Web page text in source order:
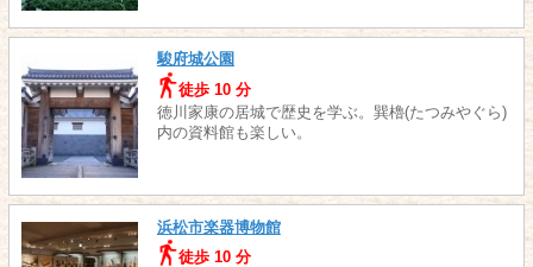
駿府城公園
徒歩 10 分
徳川家康の居城で歴史を学ぶ。巽櫓(たつみやぐら)
内の資料館も楽しい。
浜松市楽器博物館
徒歩 10 分